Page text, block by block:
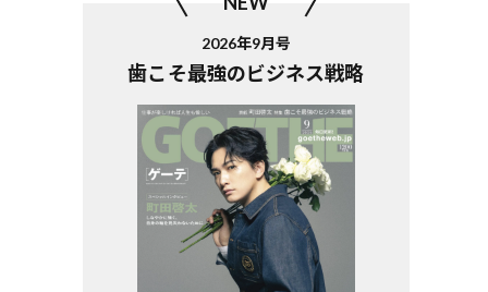
2026年9月号
歯こそ最強のビジネス戦略